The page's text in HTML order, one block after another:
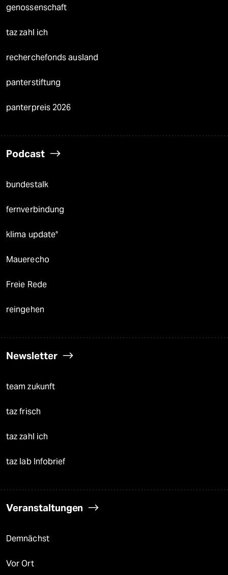
genossenschaft
taz zahl ich
recherchefonds ausland
panterstiftung
panterpreis 2026
Podcast
bundestalk
fernverbindung
klima update°
Mauerecho
Freie Rede
reingehen
Newsletter
team zukunft
taz frisch
taz zahl ich
taz lab Infobrief
Veranstaltungen
Demnächst
Vor Ort